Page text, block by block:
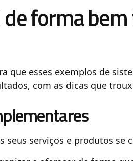
de forma
que esses exemplos de
com as dicas que
seus serviços e produtos se